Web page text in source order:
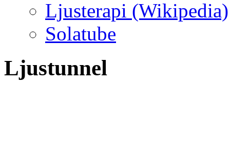
Ljusterapi (Wikipedia)
Solatube
Ljustunnel